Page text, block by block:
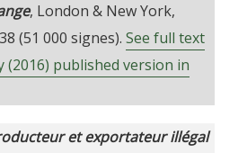
, London & New York,
(51 000 signes). See full text
(2016) published version in
et exportateur illégal